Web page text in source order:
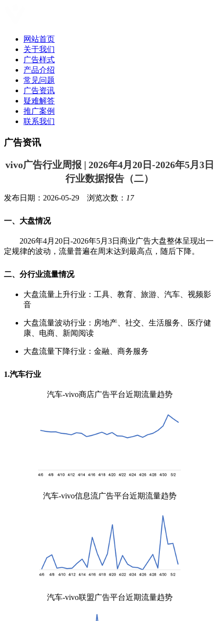
网站首页
关于我们
广告样式
产品介绍
常见问题
广告资讯
疑难解答
推广案例
联系我们
广告资讯
vivo广告行业周报 | 2026年4月20日-2026年5月3日
行业数据报告（二）
发布日期：2026-05-29 浏览次数： 17
一、大盘情况
2026年4月20日-2026年5月3日商业广告大盘整体呈现出一
定规律的波动，流量普遍在周末达到最高点，随后下降。
二、分行业流量情况
大盘流量上升行业：工具、教育、旅游、汽车、视频影
音
大盘流量波动行业：房地产、社交、生活服务、医疗健
康、电商、新闻阅读
大盘流量下降行业：金融、商务服务
1.汽车行业
汽车-vivo商店广告平台近期流量趋势
汽车-vivo信息流广告平台近期流量趋势
汽车-vivo联盟广告平台近期流量趋势